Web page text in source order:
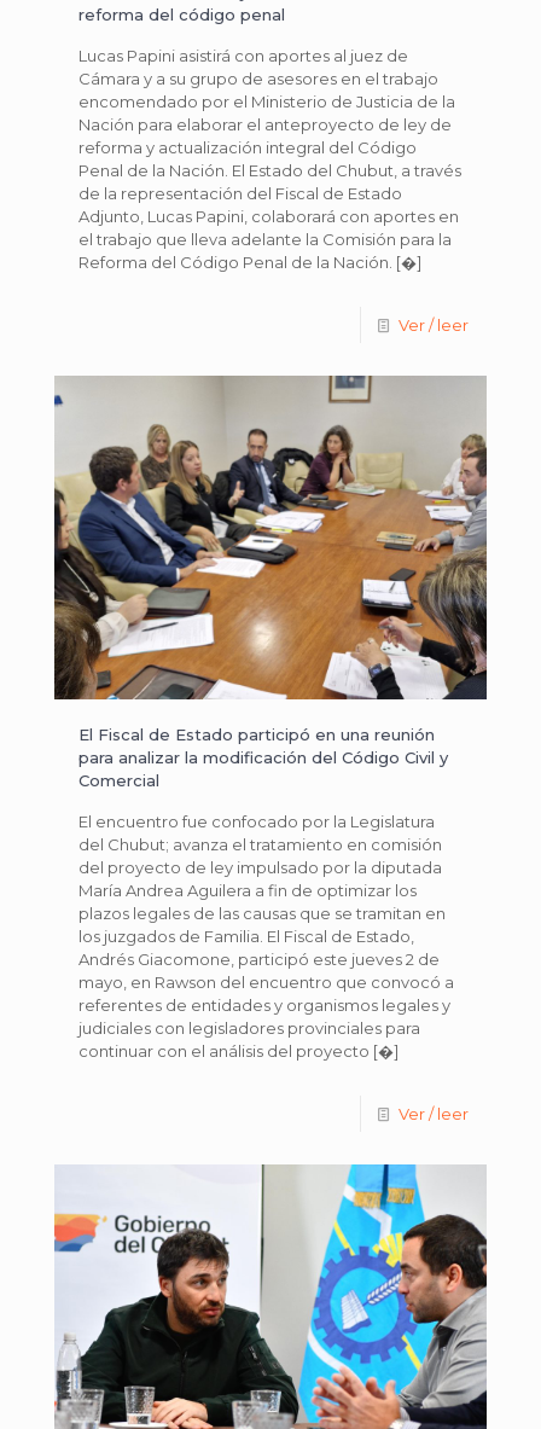
reforma del código penal
Lucas Papini asistirá con aportes al juez de
Cámara y a su grupo de asesores en el trabajo
encomendado por el Ministerio de Justicia de la
Nación para elaborar el anteproyecto de ley de
reforma y actualización integral del Código
Penal de la Nación. El Estado del Chubut, a través
de la representación del Fiscal de Estado
Adjunto, Lucas Papini, colaborará con aportes en
el trabajo que lleva adelante la Comisión para la
Reforma del Código Penal de la Nación. [�]
Ver / leer
El Fiscal de Estado participó en una reunión
para analizar la modificación del Código Civil y
Comercial
El encuentro fue confocado por la Legislatura
del Chubut; avanza el tratamiento en comisión
del proyecto de ley impulsado por la diputada
María Andrea Aguilera a fin de optimizar los
plazos legales de las causas que se tramitan en
los juzgados de Familia. El Fiscal de Estado,
Andrés Giacomone, participó este jueves 2 de
mayo, en Rawson del encuentro que convocó a
referentes de entidades y organismos legales y
judiciales con legisladores provinciales para
continuar con el análisis del proyecto [�]
Ver / leer